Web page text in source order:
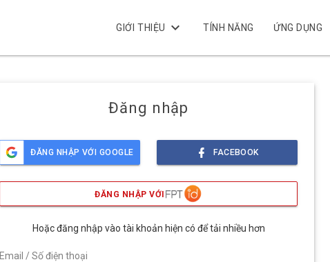
GIỚI THIỆU keyboard_arrow_down TÍNH NĂNG ỨNG DỤNG
Đăng nhập
ĐĂNG NHẬP VỚI GOOGLE FACEBOOK
ĐĂNG NHẬP VỚI
Hoặc đăng nhập vào tài khoản hiện có để tải nhiều hơn
Email / Số điện thoại